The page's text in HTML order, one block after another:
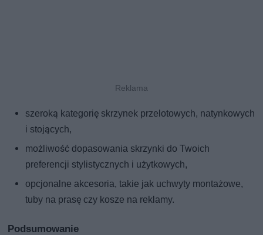
szeroką kategorię skrzynek przelotowych, natynkowych
i stojących,
możliwość dopasowania skrzynki do Twoich
preferencji stylistycznych i użytkowych,
opcjonalne akcesoria, takie jak uchwyty montażowe,
tuby na prasę czy kosze na reklamy.
Podsumowanie